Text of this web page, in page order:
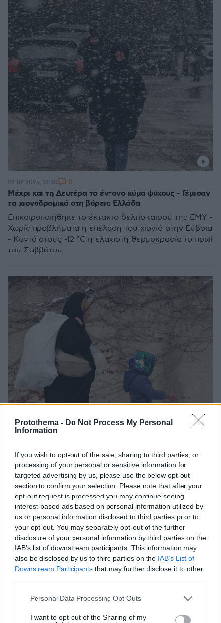
Protothema - Do Not Process My Personal
Information
If you wish to opt-out of the sale, sharing to third parties, or
processing of your personal or sensitive information for
targeted advertising by us, please use the below opt-out
section to confirm your selection. Please note that after your
opt-out request is processed you may continue seeing
interest-based ads based on personal information utilized by
us or personal information disclosed to third parties prior to
your opt-out. You may separately opt-out of the further
disclosure of your personal information by third parties on the
IAB’s list of downstream participants. This information may
also be disclosed by us to third parties on the IAB’s List of
Downstream Participants that may further disclose it to other
Please note that this website/app uses one or more Google
not limited to your visit or usage behaviour. You may click to
Personal Data Processing Opt Outs
I want to opt-out of the Sharing of my
Μέχρι και τη Δευτέρα το έντονο κύμα ψύχους - Γέμισαν
τα χιονοδρομικά στη βόρεια Ελλάδα
Επικαιροποιήθηκε το έκτακτο δελτίο καιρού της ΕΜΥ -
Χωρίς προβλήματα η επέλαση του χιονιά στην Εύβοια
- Κοντά στους -12 °C η ελάχιστη θερμοκρασία το πρωί
του Σαββάτου
22.02.2025, 13:30 11
Κύμα ψύχους στο Ιράν: Κλειστές οι υπηρεσίες και τα
σχολεία σε Τεχεράνη και πάνω από 20 επαρχίες
Tους τελευταίους μήνες η χώρα έχει αναγκαστεί να
επιβάλει περιορισμούς στην κατανάλωση ρεύματος
καθώς το αέριο και τα καύσιμα δεν επαρκούν για να
τροφοδοτήσουν τους σταθμούς παραγωγής
12.02.2025, 11:13 1